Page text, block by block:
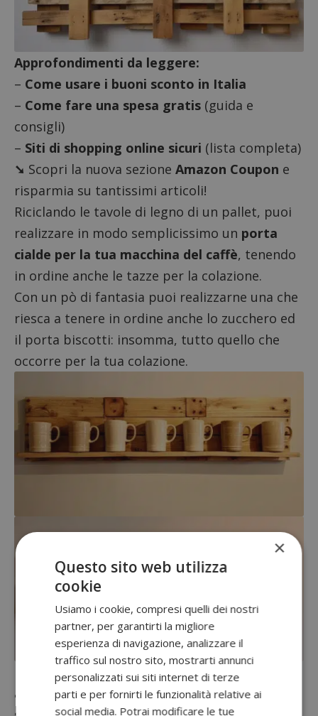
Approfondimenti da leggere:
– Come usare i buoni sconto in Italia
– Come fare una spesa gratis (guida e
consigli)
– Siti di shopping online sicuri (lista completa)
➘ Scopri la nuova sezione Amazon Coupon e
risparmia su tantissimi articoli!
Riciclando le tavole di legno di un pallet, puoi
realizzare in modo semplicissimo un porta
cialde per la tua macchina del caffè, tenendo
in ordine anche le tazze per la colazione.
Con un pò di fantasia puoi realizzarne una che
riesca a tenere in ordine anche lo zucchero ed
il porta biscotti: insomma, tutto quello che
occorre per la tua colazione.
I pallet, come hai potuto vedere anche dalle
altre foto idee, non si riciclano utilizzandoli
×
Questo sito web utilizza
cookie
Usiamo i cookie, compresi quelli dei nostri
partner, per garantirti la migliore
esperienza di navigazione, analizzare il
traffico sul nostro sito, mostrarti annunci
personalizzati sui siti internet di terze
parti e per fornirti le funzionalità relative ai
social media. Potrai modificare le tue